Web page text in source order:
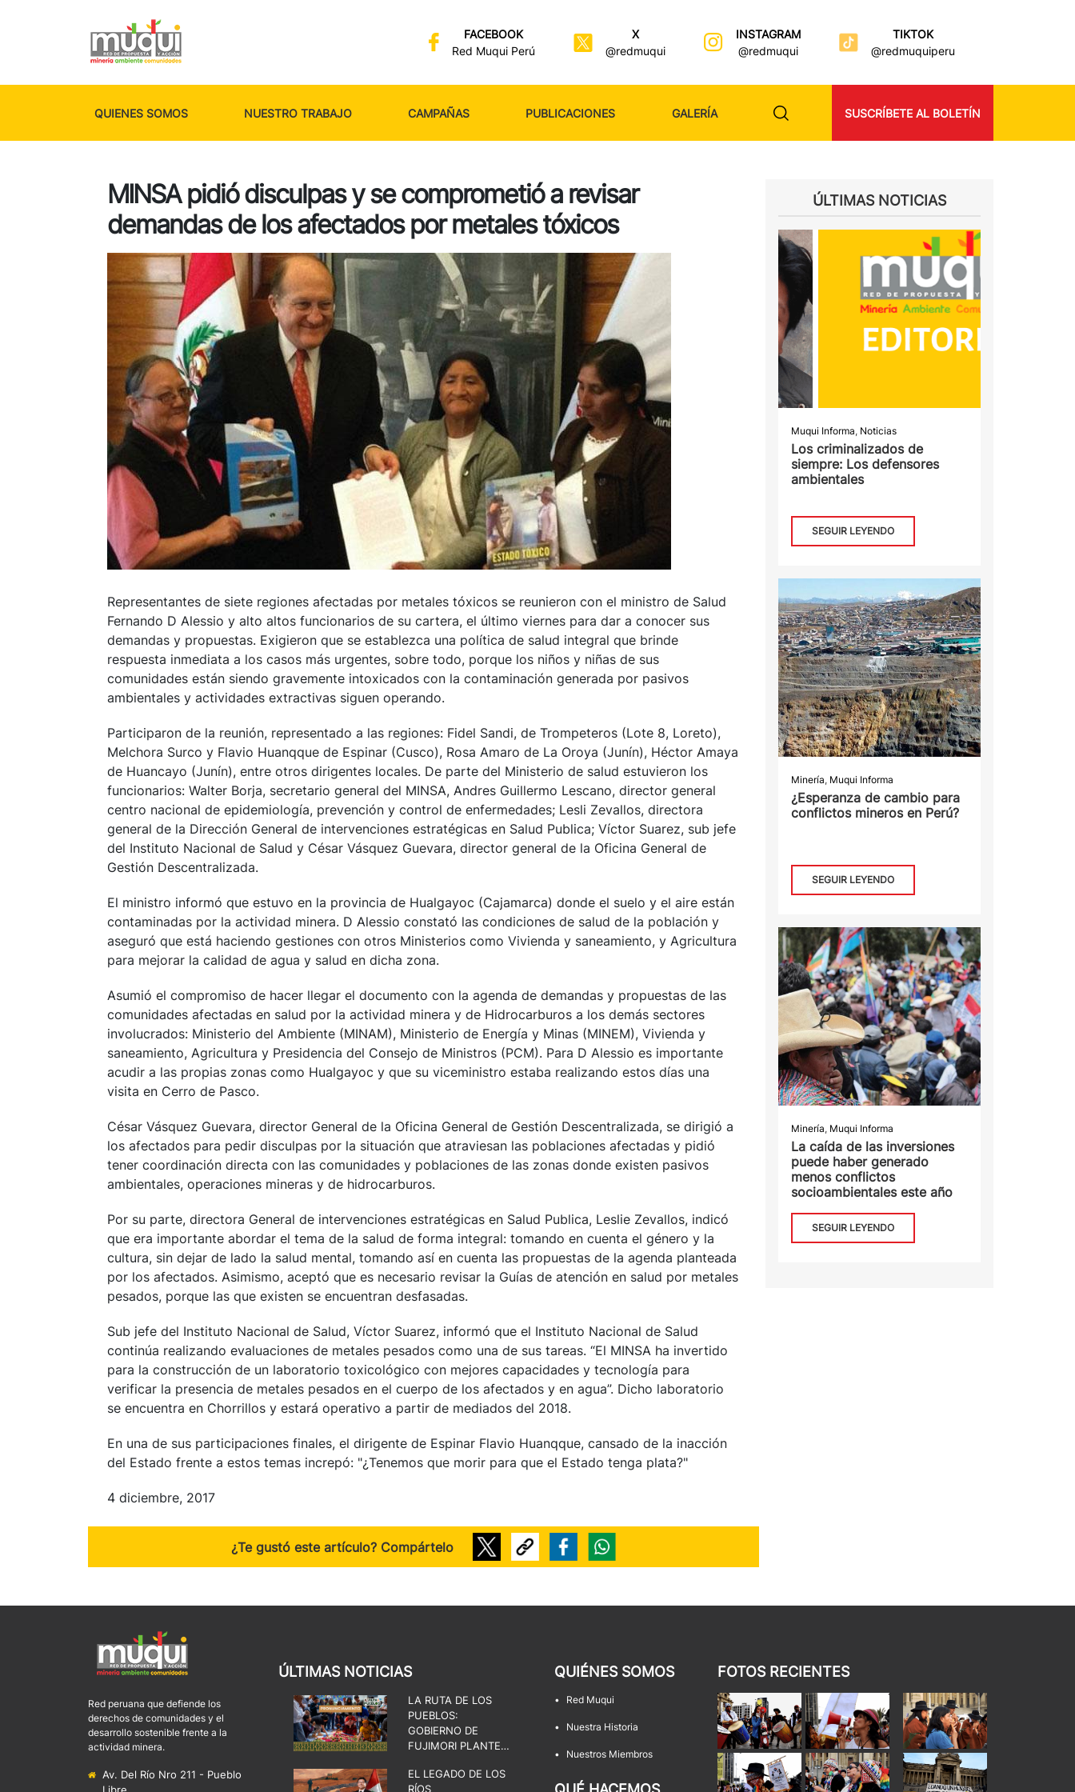
FACEBOOK
Red Muqui Perú
X
@redmuqui
INSTAGRAM
@redmuqui
TIKTOK
@redmuquiperu
QUIENES SOMOS NUESTRO TRABAJO CAMPAÑAS PUBLICACIONES GALERÍA SUSCRÍBETE AL BOLETÍN
MINSA pidió disculpas y se comprometió a revisar
demandas de los afectados por metales tóxicos
Representantes de siete regiones afectadas por metales tóxicos se reunieron con el ministro de Salud
Fernando D Alessio y alto altos funcionarios de su cartera, el último viernes para dar a conocer sus
demandas y propuestas. Exigieron que se establezca una política de salud integral que brinde
respuesta inmediata a los casos más urgentes, sobre todo, porque los niños y niñas de sus
comunidades están siendo gravemente intoxicados con la contaminación generada por pasivos
ambientales y actividades extractivas siguen operando.
Participaron de la reunión, representado a las regiones: Fidel Sandi, de Trompeteros (Lote 8, Loreto),
Melchora Surco y Flavio Huanqque de Espinar (Cusco), Rosa Amaro de La Oroya (Junín), Héctor Amaya
de Huancayo (Junín), entre otros dirigentes locales. De parte del Ministerio de salud estuvieron los
funcionarios: Walter Borja, secretario general del MINSA, Andres Guillermo Lescano, director general
centro nacional de epidemiología, prevención y control de enfermedades; Lesli Zevallos, directora
general de la Dirección General de intervenciones estratégicas en Salud Publica; Víctor Suarez, sub jefe
del Instituto Nacional de Salud y César Vásquez Guevara, director general de la Oficina General de
Gestión Descentralizada.
El ministro informó que estuvo en la provincia de Hualgayoc (Cajamarca) donde el suelo y el aire están
contaminadas por la actividad minera. D Alessio constató las condiciones de salud de la población y
aseguró que está haciendo gestiones con otros Ministerios como Vivienda y saneamiento, y Agricultura
para mejorar la calidad de agua y salud en dicha zona.
Asumió el compromiso de hacer llegar el documento con la agenda de demandas y propuestas de las
comunidades afectadas en salud por la actividad minera y de Hidrocarburos a los demás sectores
involucrados: Ministerio del Ambiente (MINAM), Ministerio de Energía y Minas (MINEM), Vivienda y
saneamiento, Agricultura y Presidencia del Consejo de Ministros (PCM). Para D Alessio es importante
acudir a las propias zonas como Hualgayoc y que su viceministro estaba realizando estos días una
visita en Cerro de Pasco.
César Vásquez Guevara, director General de la Oficina General de Gestión Descentralizada, se dirigió a
los afectados para pedir disculpas por la situación que atraviesan las poblaciones afectadas y pidió
tener coordinación directa con las comunidades y poblaciones de las zonas donde existen pasivos
ambientales, operaciones mineras y de hidrocarburos.
Por su parte, directora General de intervenciones estratégicas en Salud Publica, Leslie Zevallos, indicó
que era importante abordar el tema de la salud de forma integral: tomando en cuenta el género y la
cultura, sin dejar de lado la salud mental, tomando así en cuenta las propuestas de la agenda planteada
por los afectados. Asimismo, aceptó que es necesario revisar la Guías de atención en salud por metales
pesados, porque las que existen se encuentran desfasadas.
Sub jefe del Instituto Nacional de Salud, Víctor Suarez, informó que el Instituto Nacional de Salud
continúa realizando evaluaciones de metales pesados como una de sus tareas. “El MINSA ha invertido
para la construcción de un laboratorio toxicológico con mejores capacidades y tecnología para
verificar la presencia de metales pesados en el cuerpo de los afectados y en agua”. Dicho laboratorio
se encuentra en Chorrillos y estará operativo a partir de mediados del 2018.
En una de sus participaciones finales, el dirigente de Espinar Flavio Huanqque, cansado de la inacción
del Estado frente a estos temas increpó: "¿Tenemos que morir para que el Estado tenga plata?"
4 diciembre, 2017
¿Te gustó este artículo? Compártelo
ÚLTIMAS NOTICIAS
Muqui Informa, Noticias
Los criminalizados de
siempre: Los defensores
ambientales
SEGUIR LEYENDO
Minería, Muqui Informa
¿Esperanza de cambio para
conflictos mineros en Perú?
SEGUIR LEYENDO
Minería, Muqui Informa
La caída de las inversiones
puede haber generado
menos conflictos
socioambientales este año
SEGUIR LEYENDO
Red peruana que defiende los
derechos de comunidades y el
desarrollo sostenible frente a la
actividad minera.
Av. Del Río Nro 211 - Pueblo
ÚLTIMAS NOTICIAS
LA RUTA DE LOS
PUEBLOS:
GOBIERNO DE
FUJIMORI PLANTEA
EL ESTADO, LA
EL LEGADO DE LOS
RÍOS
QUIÉNES SOMOS
• Red Muqui
• Nuestra Historia
• Nuestros Miembros
FOTOS RECIENTES